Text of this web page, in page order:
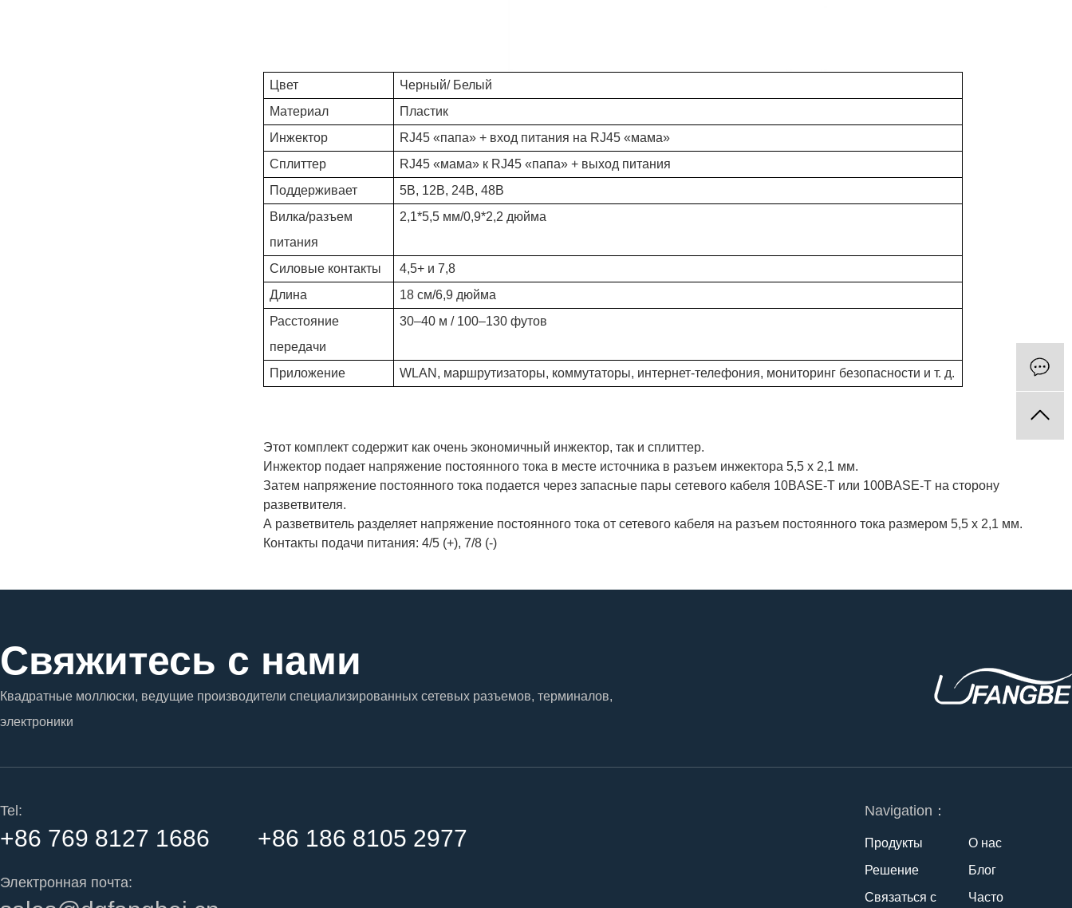
Цвет Черный/ Белый
Материал
Пластик
Инжектор
RJ45 «папа» + вход питания на RJ45 «мама»
Сплиттер
RJ45 «мама» к RJ45 «папа» + выход питания
Поддерживает
5В, 12В, 24В, 48В
Вилка/разъем
питания
2,1*5,5 мм/0,9*2,2 дюйма
Силовые контакты
4,5+ и 7,8
Длина
18 см/6,9 дюйма
Расстояние
передачи
30–40 м / 100–130 футов
Приложение WLAN, маршрутизаторы, коммутаторы, интернет-телефония, мониторинг безопасности и т. д.
Этот комплект содержит как очень экономичный инжектор, так и сплиттер.
Инжектор подает напряжение постоянного тока в месте источника в разъем инжектора 5,5 x 2,1 мм.
Затем напряжение постоянного тока подается через запасные пары сетевого кабеля 10BASE-T или 100BASE-T на сторону
разветвителя.
А разветвитель разделяет напряжение постоянного тока от сетевого кабеля на разъем постоянного тока размером 5,5 x 2,1 мм.
Контакты подачи питания: 4/5 (+), 7/8 (-)
Свяжитесь с нами
Квадратные моллюски, ведущие производители специализированных сетевых разъемов, терминалов,
электроники
Tel:
+86 769 8127 1686 +86 186 8105 2977
Электронная почта:
Navigation：
Продукты
О нас
Решение
Блог
Связаться с
Часто